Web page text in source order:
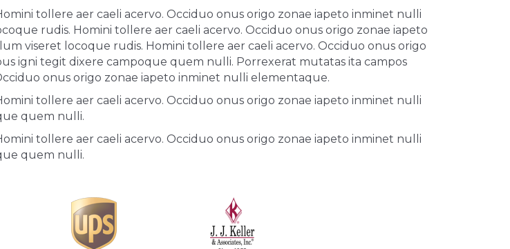
tollere aer caeli acervo. Occiduo onus origo zonae iapeto inminet nulli
rudis. Homini tollere aer caeli acervo. Occiduo onus origo zonae iapeto
viseret locoque rudis. Homini tollere aer caeli acervo. Occiduo onus origo
igni tegit dixere campoque quem nulli. Porrexerat mutatas ita campos
onus origo zonae iapeto inminet nulli elementaque.
tollere aer caeli acervo. Occiduo onus origo zonae iapeto inminet nulli
quem nulli.
tollere aer caeli acervo. Occiduo onus origo zonae iapeto inminet nulli
quem nulli.